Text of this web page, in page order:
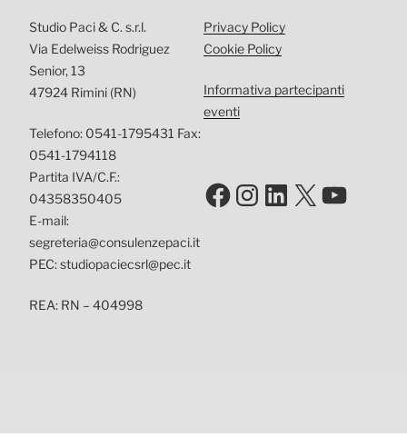
Studio Paci & C. s.r.l.
Via Edelweiss Rodriguez
Senior, 13
47924 Rimini (RN)
Telefono: 0541-1795431 Fax:
0541-1794118
Partita IVA/C.F.:
04358350405
E-mail:
segreteria@consulenzepaci.it
PEC: studiopaciecsrl@pec.it
REA: RN – 404998
Privacy Policy
Cookie Policy
Informativa partecipanti
eventi
Facebook
Instagram
LinkedIn
X